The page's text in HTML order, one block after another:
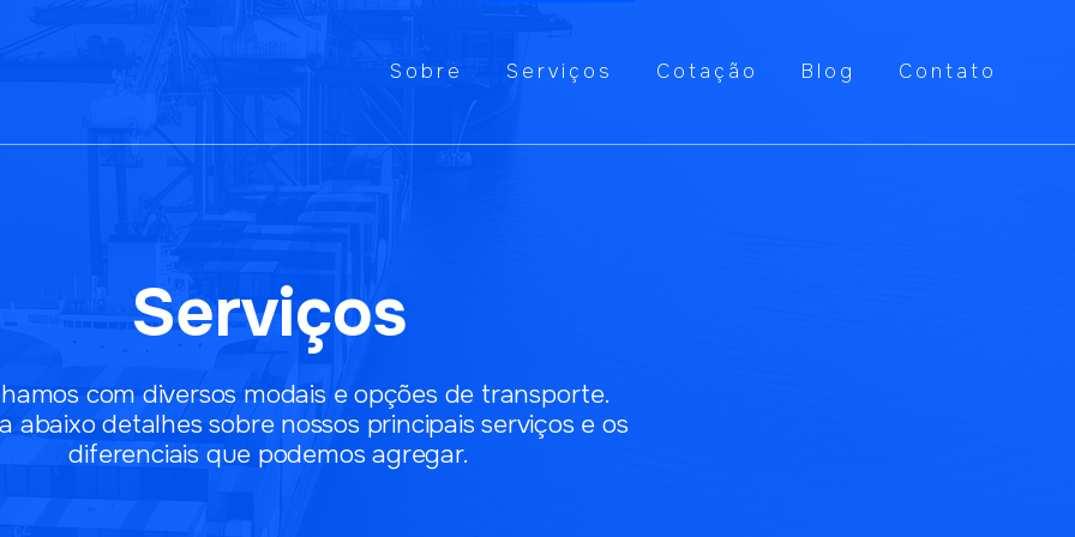
Sobre Serviços Cotação Blog Contato
Serviços
com diversos modais e opções de transporte.
abaixo detalhes sobre nossos principais serviços e os
diferenciais que podemos agregar.